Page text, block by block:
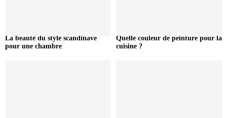
La beauté du style scandinave
pour une chambre
Quelle couleur de peinture pour la
cuisine ?